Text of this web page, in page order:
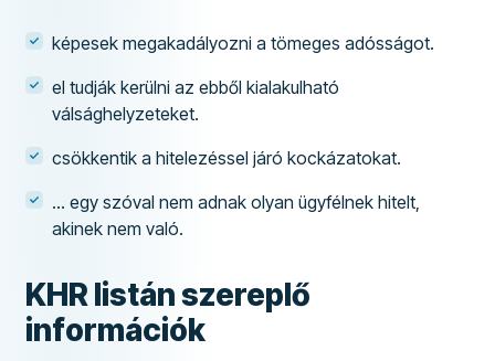
képesek megakadályozni a tömeges adósságot.
el tudják kerülni az ebből kialakulható
válsághelyzeteket.
csökkentik a hitelezéssel járó kockázatokat.
... egy szóval nem adnak olyan ügyfélnek hitelt,
akinek nem való.
KHR listán szereplő
információk